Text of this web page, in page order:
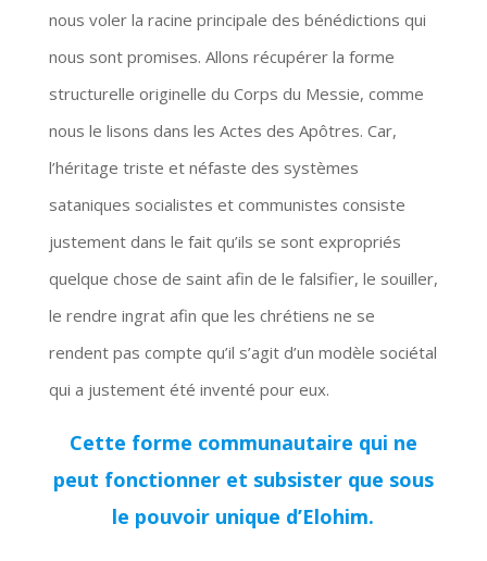
nous voler la racine principale des bénédictions qui
nous sont promises. Allons récupérer la forme
structurelle originelle du Corps du Messie, comme
nous le lisons dans les Actes des Apôtres. Car,
l’héritage triste et néfaste des systèmes
sataniques socialistes et communistes consiste
justement dans le fait qu’ils se sont expropriés
quelque chose de saint afin de le falsifier, le souiller,
le rendre ingrat afin que les chrétiens ne se
rendent pas compte qu’il s’agit d’un modèle sociétal
qui a justement été inventé pour eux.
Cette forme communautaire qui ne
peut fonctionner et subsister que sous
le pouvoir unique d’Elohim.